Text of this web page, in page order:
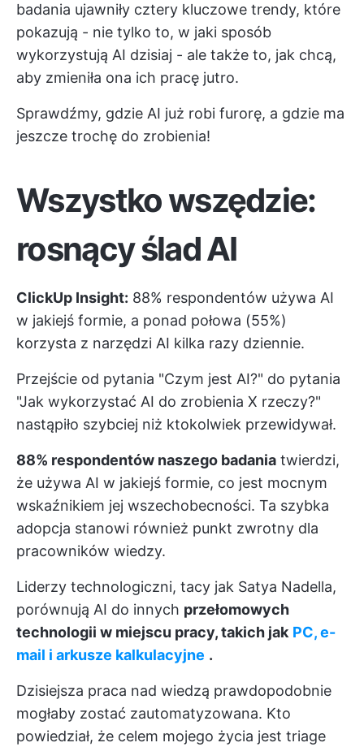
badania ujawniły cztery kluczowe trendy, które
pokazują - nie tylko to, w jaki sposób
wykorzystują AI dzisiaj - ale także to, jak chcą,
aby zmieniła ona ich pracę jutro.
Sprawdźmy, gdzie AI już robi furorę, a gdzie ma
jeszcze trochę do zrobienia!
Wszystko wszędzie:
rosnący ślad AI
ClickUp Insight: 88% respondentów używa AI
w jakiejś formie, a ponad połowa (55%)
korzysta z narzędzi AI kilka razy dziennie.
Przejście od pytania "Czym jest AI?" do pytania
"Jak wykorzystać AI do zrobienia X rzeczy?"
nastąpiło szybciej niż ktokolwiek przewidywał.
88% respondentów naszego badania twierdzi,
że używa AI w jakiejś formie, co jest mocnym
wskaźnikiem jej wszechobecności. Ta szybka
adopcja stanowi również punkt zwrotny dla
pracowników wiedzy.
Liderzy technologiczni, tacy jak Satya Nadella,
porównują AI do innych przełomowych
technologii w miejscu pracy, takich jak PC, e-
mail i arkusze kalkulacyjne .
Dzisiejsza praca nad wiedzą prawdopodobnie
mogłaby zostać zautomatyzowana. Kto
powiedział, że celem mojego życia jest triage